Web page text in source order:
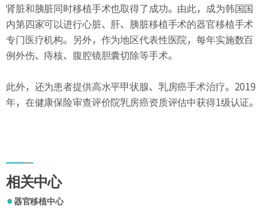
肾脏和胰脏同时移植手术也取得了成功。由此，成为韩国国
内第四家可以进行心脏、肝、胰脏移植手术的器官移植手术
专门医疗机构。另外，作为地区代表性医院，每年实施数百
例外伤、痔核、腹腔镜胆囊切除等手术。
此外，还为患者提供高水平甲状腺、乳房癌手术治疗。2019
年，在健康保险审查评价院乳房癌资质评估中获得1级认证。
相关中心
●器官移植中心